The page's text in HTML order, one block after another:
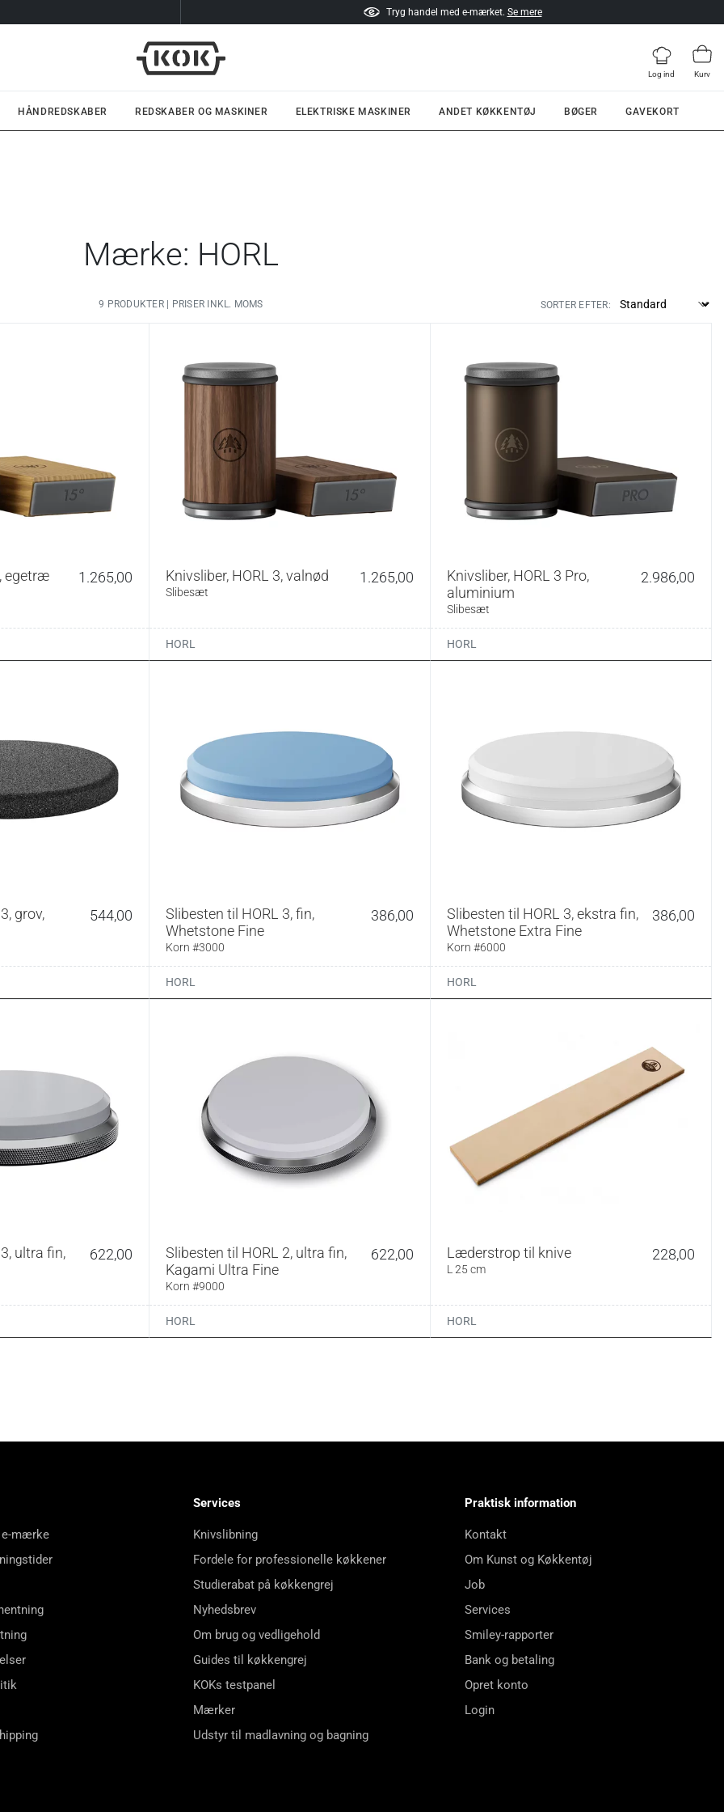
Tryg handel med e-mærket. Se mere
Log ind Kurv
HÅNDREDSKABER REDSKABER OG MASKINER ELEKTRISKE MASKINER ANDET KØKKENTØJ BØGER GAVEKORT
Mærke: HORL
9 PRODUKTER | PRISER INKL. MOMS SORTER EFTER:
egetræ 1.265,00 Knivsliber, HORL 3, valnød
Slibesæt
1.265,00
HORL
Knivsliber, HORL 3 Pro,
aluminium
Slibesæt
2.986,00
HORL
grov,
544,00
Slibesten til HORL 3, fin,
Whetstone Fine
Korn #3000
386,00
HORL
Slibesten til HORL 3, ekstra fin,
Whetstone Extra Fine
Korn #6000
386,00
HORL
ultra fin,
622,00
Slibesten til HORL 2, ultra fin,
Kagami Ultra Fine
Korn #9000
622,00
HORL
Læderstrop til knive
L 25 cm
228,00
HORL
e-mærke
Services
Knivslibning
Fordele for professionelle køkkener
Studierabat på køkkengrej
Nyhedsbrev
Om brug og vedligehold
Guides til køkkengrej
KOKs testpanel
Mærker
Udstyr til madlavning og bagning
Praktisk information
Kontakt
Om Kunst og Køkkentøj
Job
Services
Smiley-rapporter
Bank og betaling
Opret konto
Login